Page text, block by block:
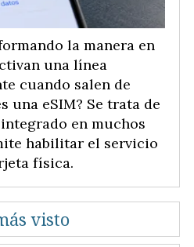
la manera en
una línea
cuando salen de
una eSIM? Se trata de
en muchos
habilitar el servicio
física.
visto